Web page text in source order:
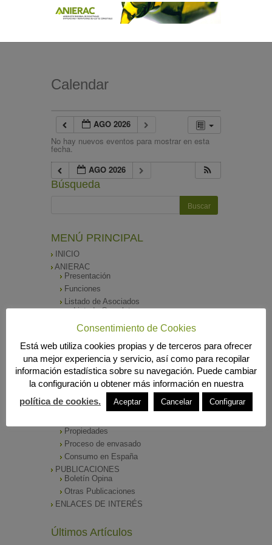
Calendar
AGO 2026
No hay nuevos eventos para mostrar en esta
fecha.
AGO 2026
Búsqueda
MENÚ PRINCIPAL
INICIO
ANIERAC
Presentación
Funciones
Listado de Asociados
Listado Completo
Como asociarse
SALA DE PRENSA
Notas de Prensa
Archivos Corporativos
GALERÍA DE IMÁGENES
CONTACTO
ENVASADO DE ACEITE
Propiedades
Proceso de envasado
Consumo en España
PUBLICACIONES
Boletín Opina
Otras Publicaciones
ENLACES DE INTERÉS
Últimos Artículos
Consentimiento de Cookies
Está web utiliza cookies propias y de terceros para ofrecer
una mejor experiencia y servicio, así como para recopilar
información estadística sobre su navegación. Puede cambiar
la configuración u obtener más información en nuestra
política de cookies.
Aceptar Cancelar Configurar